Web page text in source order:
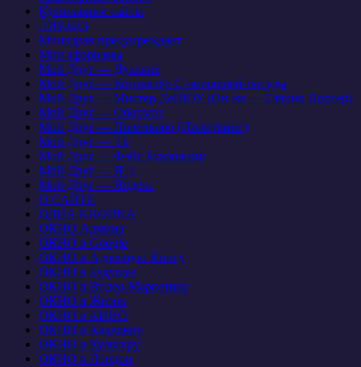
Кулинарные сайты
ЛИКБЕЗ
Минздрав предупреждает
Мои афоризмы
Мой Друг — Дуэлянт
Мой Друг — Контактёр С-летающей-посуды
Мой Друг — Мистер ДеШОУ (Он же — Гаврик Портер)
Мой Друг — Обормот
Мой Друг — Политкорр (Политринг)
Мой Друг — ТБ
Мой Друг — Фэйс Букашкин:
Мой Друг — Я :)
Мой Друг — Яндекс
О САЙТЕ
ОДНА КНОПКА
ОКНО Админа
ОКНО в Google
ОКНО в Адресную Книгу
ОКНО в Будущее
ОКНО в Видео-Маркетинг
ОКНО в Жизнь
ОКНО в КИНО
ОКНО в Кладовку
ОКНО в Культуру
ОКНО в Лондон